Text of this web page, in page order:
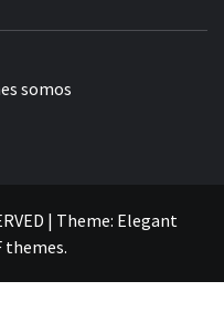
somos
| Theme: Elegant
themes.